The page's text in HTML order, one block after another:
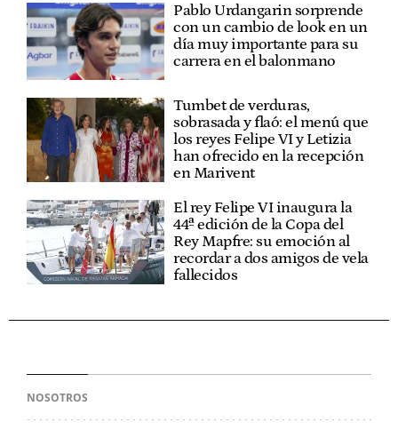
Pablo Urdangarin sorprende
con un cambio de look en un
día muy importante para su
carrera en el balonmano
Tumbet de verduras,
sobrasada y flaó: el menú que
los reyes Felipe VI y Letizia
han ofrecido en la recepción
en Marivent
El rey Felipe VI inaugura la
44ª edición de la Copa del
Rey Mapfre: su emoción al
recordar a dos amigos de vela
fallecidos
NOSOTROS